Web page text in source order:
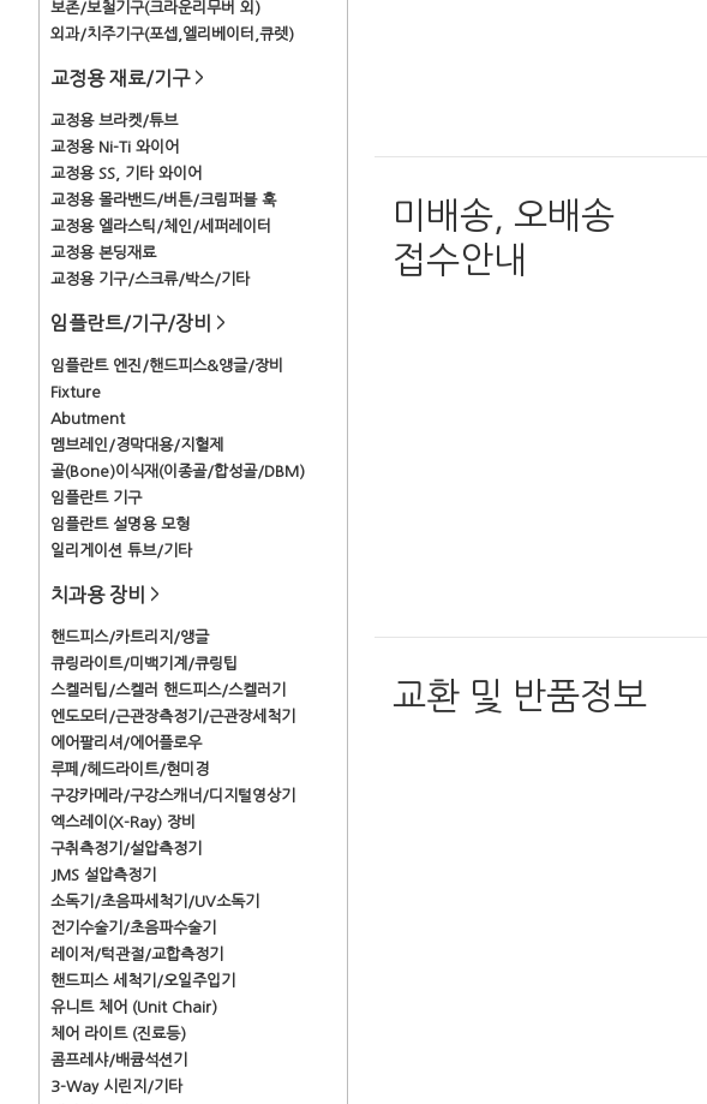
보존/보철기구(크라운리무버 외)
외과/치주기구(포셉,엘리베이터,큐렛)
교정용 재료/기구 >
교정용 브라켓/튜브
교정용 Ni-Ti 와이어
교정용 SS, 기타 와이어
교정용 몰라밴드/버튼/크림퍼블 훅
교정용 엘라스틱/체인/세퍼레이터
교정용 본딩재료
교정용 기구/스크류/박스/기타
임플란트/기구/장비 >
임플란트 엔진/핸드피스&앵글/장비
Fixture
Abutment
멤브레인/경막대용/지혈제
골(Bone)이식재(이종골/합성골/DBM)
임플란트 기구
임플란트 설명용 모형
일리게이션 튜브/기타
치과용 장비 >
핸드피스/카트리지/앵글
큐링라이트/미백기계/큐링팁
스켈러팁/스켈러 핸드피스/스켈러기
엔도모터/근관장측정기/근관장세척기
에어팔리셔/에어플로우
루페/헤드라이트/현미경
구강카메라/구강스캐너/디지털영상기
엑스레이(X-Ray) 장비
구취측정기/설압측정기
JMS 설압측정기
소독기/초음파세척기/UV소독기
전기수술기/초음파수술기
레이저/턱관절/교합측정기
핸드피스 세척기/오일주입기
유니트 체어 (Unit Chair)
체어 라이트 (진료등)
콤프레샤/배큠석션기
3-Way 시린지/기타
미배송, 오배송
접수안내
교환 및 반품정보